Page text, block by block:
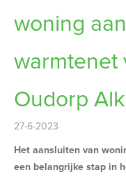
woning
warmtenet
Oudorp
27-6-2023
Het aansluiten van
een belangrijke stap in